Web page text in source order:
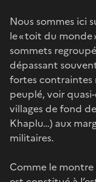
Nous sommes ici
le « toit du monde
sommets
dépassant
fortes contraintes
peuplé, voir
villages de fond
Khaplu…) aux
militaires.
Comme le montre